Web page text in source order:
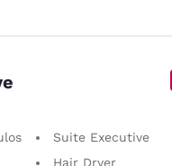
Suite Executive
Hair Dryer